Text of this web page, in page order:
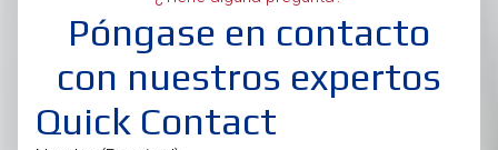
Póngase en contacto
con nuestros expertos
Quick Contact